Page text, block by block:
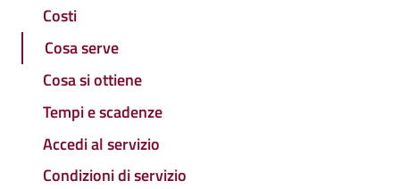
Costi
Cosa serve
Cosa si ottiene
Tempi e scadenze
Accedi al servizio
Condizioni di servizio